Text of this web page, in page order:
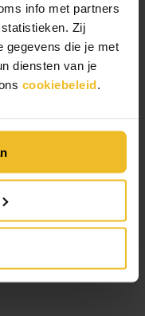
info met partners
Zij
gegevens die je met
diensten van je
cookiebeleid.
je boekhouding
onnodig veel tijd.
met
worden
actueel is.
bestaande
verwerking van
van
af op
verwerking van